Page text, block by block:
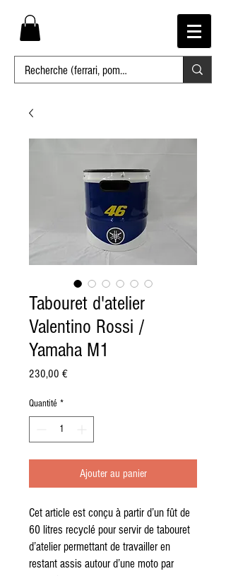
Tabouret d'atelier
Valentino Rossi /
Yamaha M1
230,00 €Prix
Quantité *
Ajouter au panier
Cet article est conçu à partir d’un fût de
60 litres recyclé pour servir de tabouret
d’atelier permettant de travailler en
restant assis autour d’une moto par